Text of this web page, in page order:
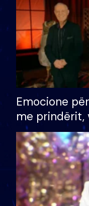
Emocione
me prindërit,
divorci apo